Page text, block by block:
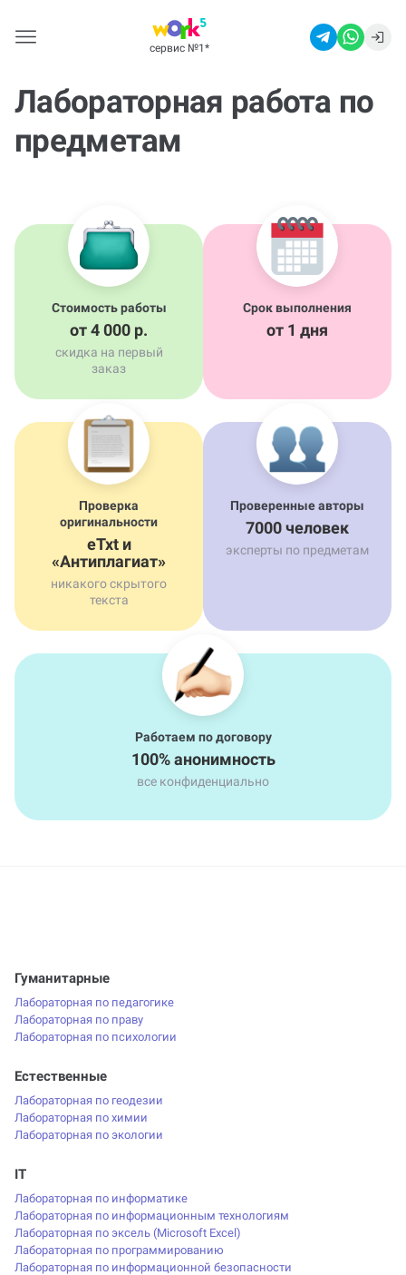
сервис №1 *
Лабораторная работа по
предметам
Стоимость работы
от 4 000 р.
скидка на первый
заказ
Срок выполнения
от 1 дня
Проверка
оригинальности
eTxt и
«Антиплагиат»
никакого скрытого
текста
Проверенные авторы
7000 человек
эксперты по предметам
Работаем по договору
100% анонимность
все конфиденциально
Гуманитарные
Лабораторная по педагогике
Лабораторная по праву
Лабораторная по психологии
Естественные
Лабораторная по геодезии
Лабораторная по химии
Лабораторная по экологии
IT
Лабораторная по информатике
Лабораторная по информационным технологиям
Лабораторная по эксель (Microsoft Excel)
Лабораторная по программированию
Лабораторная по информационной безопасности